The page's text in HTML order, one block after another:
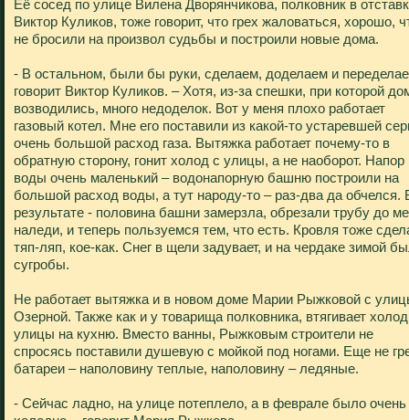
Её сосед по улице Вилена Дворянчикова, полковник в
Виктор Куликов, тоже говорит, что грех жаловаться, хорошо,
не бросили на произвол судьбы и построили новые дома.
- В остальном, были бы руки, сделаем, доделаем и
говорит Виктор Куликов. – Хотя, из-за спешки, при которой
возводились, много недоделок. Вот у меня плохо работает
газовый котел. Мне его поставили из какой-то устаревшей
очень большой расход газа. Вытяжка работает почему-то в
обратную сторону, гонит холод с улицы, а не наоборот. Напор
воды очень маленький – водонапорную башню построили на
большой расход воды, а тут народу-то – раз-два да обчелся.
результате - половина башни замерзла, обрезали трубу до
наледи, и теперь пользуемся тем, что есть. Кровля тоже
тяп-ляп, кое-как. Снег в щели задувает, и на чердаке зимой
сугробы.
Не работает вытяжка и в новом доме Марии Рыжковой с
Озерной. Также как и у товарища полковника, втягивает
улицы на кухню. Вместо ванны, Рыжковым строители не
спросясь поставили душевую с мойкой под ногами. Еще не
батареи – наполовину теплые, наполовину – ледяные.
- Сейчас ладно, на улице потеплело, а в феврале было очень